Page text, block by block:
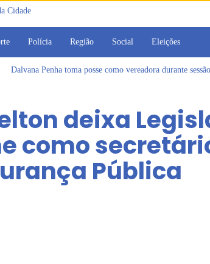
Polícia Região Social Eleições
Dalvana Penha toma posse como vereadora durante
Com estratégias reforçadas de multivacinação, Arujá não
Vereadores Mirins iniciam jornada no Legislativo com
CONDEMAT+ e Sesc Mogi das Cruzes promovem
deixa
como
Pública